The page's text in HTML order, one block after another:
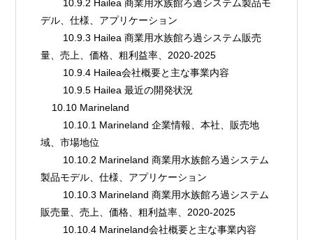
デル、仕様、アプリケーション
量、売上、価格、粗利益率、2020-2025
        10.9.4 Hailea会社概要と主な事業内容
        10.9.5 Hailea 最近の開発状況
    10.10 Marineland
域、市場地位
製品モデル、仕様、アプリケーション
販売量、売上、価格、粗利益率、2020-2025
        10.10.4 Marineland会社概要と主な事業内容